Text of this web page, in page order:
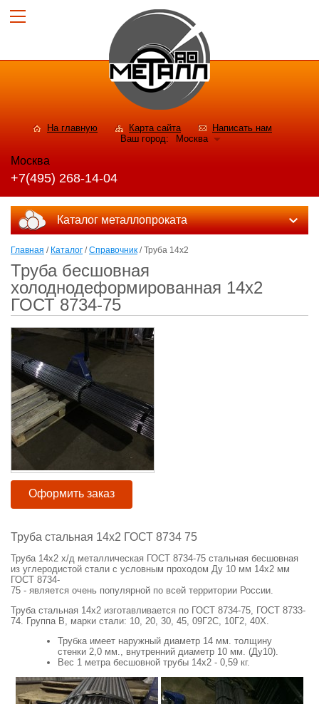
На главную Карта сайта
Написать нам
Ваш город:
Москва
Москва
+7(495) 268-14-04
Каталог металлопроката
Главная / Каталог /Справочник / Труба 14х2
Труба бесшовная
холоднодеформированная 14х2
ГОСТ 8734-75
Оформить заказ
Труба стальная 14х2 ГОСТ 8734 75
Труба 14х2 х/д металлическая ГОСТ 8734-75 стальная бесшовная
из углеродистой стали с условным проходом Ду 10 мм 14х2 мм
ГОСТ 8734-
75 - является очень популярной по всей территории России.
Труба стальная 14х2 изготавливается по ГОСТ 8734-75, ГОСТ 8733-
74. Группа В, марки стали: 10, 20, 30, 45, 09Г2С, 10Г2, 40Х.
Трубка имеет наружный диаметр 14 мм. толщину
стенки 2,0 мм., внутренний диаметр 10 мм. (Ду10).
Вес 1 метра бесшовной трубы 14х2 - 0,59 кг.